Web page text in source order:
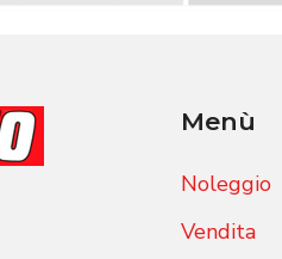
Menù
Noleggio
Vendita